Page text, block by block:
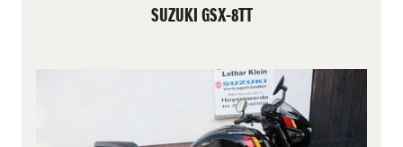
SUZUKI GSX-8TT